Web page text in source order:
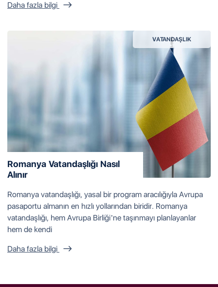
Daha fazla bilgi
VATANDAŞLIK
Romanya Vatandaşlığı Nasıl
Alınır
Romanya vatandaşlığı, yasal bir program aracılığıyla Avrupa
pasaportu almanın en hızlı yollarından biridir. Romanya
vatandaşlığı, hem Avrupa Birliği’ne taşınmayı planlayanlar
hem de kendi
Daha fazla bilgi